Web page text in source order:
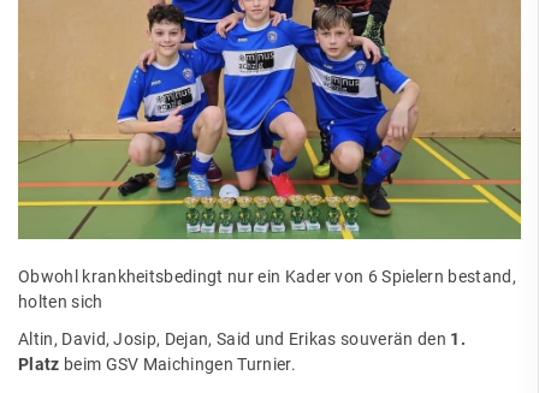
Obwohl krankheitsbedingt nur ein Kader von 6 Spielern bestand,
holten sich
Altin, David, Josip, Dejan, Said und Erikas souverän den 1.
Platz beim GSV Maichingen Turnier.